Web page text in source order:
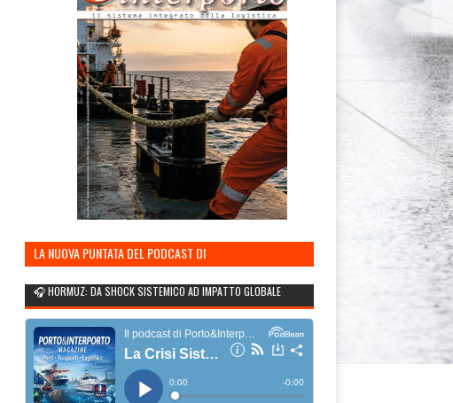
LA NUOVA PUNTATA DEL PODCAST DI
🎧 HORMUZ: DA SHOCK SISTEMICO AD IMPATTO GLOBALE